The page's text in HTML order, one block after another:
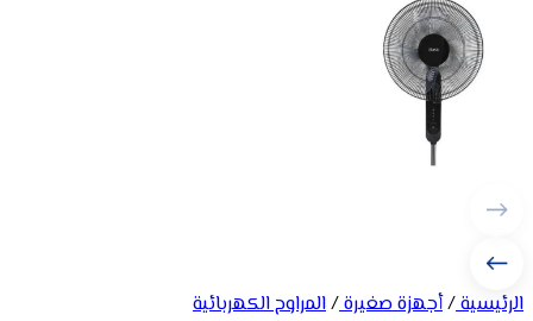
الرئيسية/أجهزة صغيرة/المراوح الكهربائية